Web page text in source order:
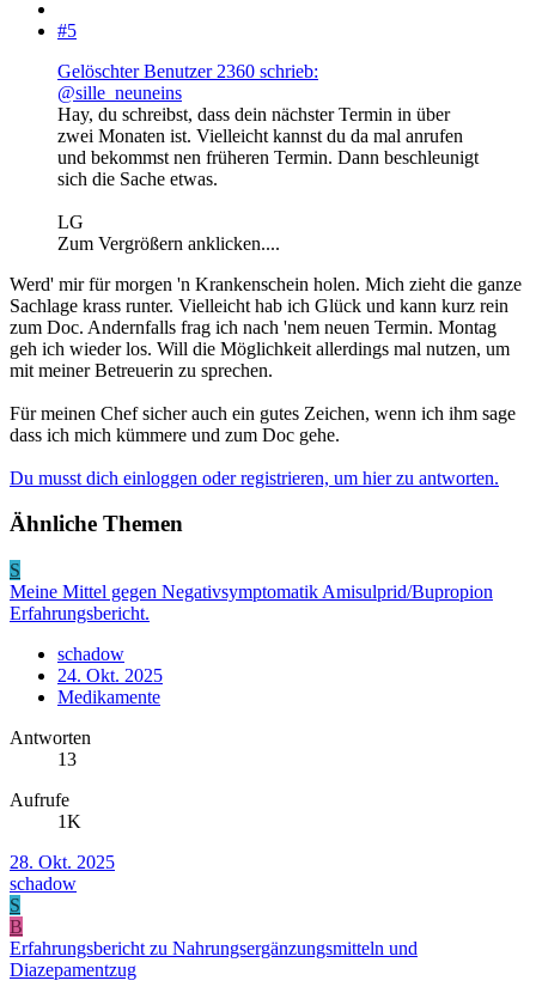
#5
Gelöschter Benutzer 2360 schrieb:
@sille_neuneins
Hay, du schreibst, dass dein nächster Termin in über
zwei Monaten ist. Vielleicht kannst du da mal anrufen
und bekommst nen früheren Termin. Dann beschleunigt
sich die Sache etwas.
LG
Zum Vergrößern anklicken....
Werd' mir für morgen 'n Krankenschein holen. Mich zieht die ganze
Sachlage krass runter. Vielleicht hab ich Glück und kann kurz rein
zum Doc. Andernfalls frag ich nach 'nem neuen Termin. Montag
geh ich wieder los. Will die Möglichkeit allerdings mal nutzen, um
mit meiner Betreuerin zu sprechen.
Für meinen Chef sicher auch ein gutes Zeichen, wenn ich ihm sage
dass ich mich kümmere und zum Doc gehe.
Du musst dich einloggen oder registrieren, um hier zu antworten.
Ähnliche Themen
S
Meine Mittel gegen Negativsymptomatik Amisulprid/Bupropion
Erfahrungsbericht.
schadow
24. Okt. 2025
Medikamente
Antworten
13
Aufrufe
1K
28. Okt. 2025
schadow
S
B
Erfahrungsbericht zu Nahrungsergänzungsmitteln und
Diazepamentzug